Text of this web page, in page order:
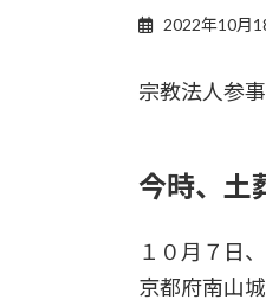
2022年10月
宗教法人参
今時、土
１０月７日
京都府南山